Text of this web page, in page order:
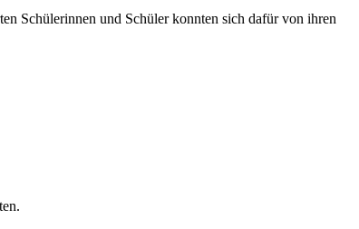
Schülerinnen und Schüler konnten sich dafür von ihren